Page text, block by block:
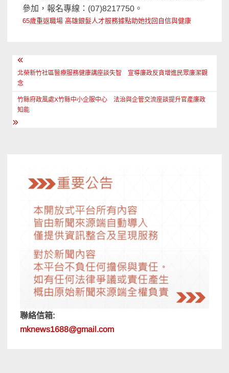
參加，報名專線：(07)8217750。
65歲重返職場 高雄銀髮人才服務據點助她找回自信與健康
文
章
導
覽
北榮新竹社區醫療服務健康講座談失智 宣導廉政反貪增進民眾廉潔觀
念
竹縣府政風處X竹縣中小企服中心 法治與企管交流座談提升官產廉政
知能
聯絡信箱:
mknews1688@gmail.com